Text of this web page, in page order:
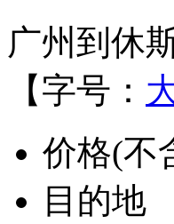
广州到休
【字号：
价格(不
目的地